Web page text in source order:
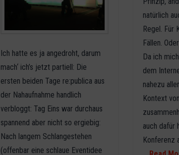
Ich hatte es ja angedroht, darum
mach‘ ich’s jetzt partiell: Die
ersten beiden Tage re:publica aus
der Nahaufnahme handlich
verbloggt: Tag Eins war durchaus
spannend aber nicht so ergiebig:
Nach langem Schlangestehen
(offenbar eine schlaue Eventidee
natürlich
Regel. Für
Fällen.
Da ich
dem
nahezu
Kontext
auch dafür
Konferenz